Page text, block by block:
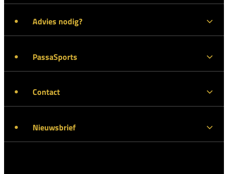
Advies nodig?
PassaSports
Contact
Nieuwsbrief